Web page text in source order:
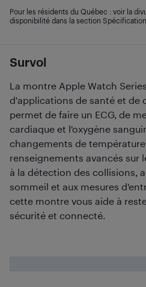
Survol
La montre Apple Watch
d'applications de santé et de
permet de faire un ECG, de
cardiaque et l'oxygène
changements de
renseignements avancés sur
à la détection des collisions,
sommeil et aux mesures
cette montre vous aide à
sécurité et connecté.
Pour les résidents du Québec : voir la
disponibilité dans la section